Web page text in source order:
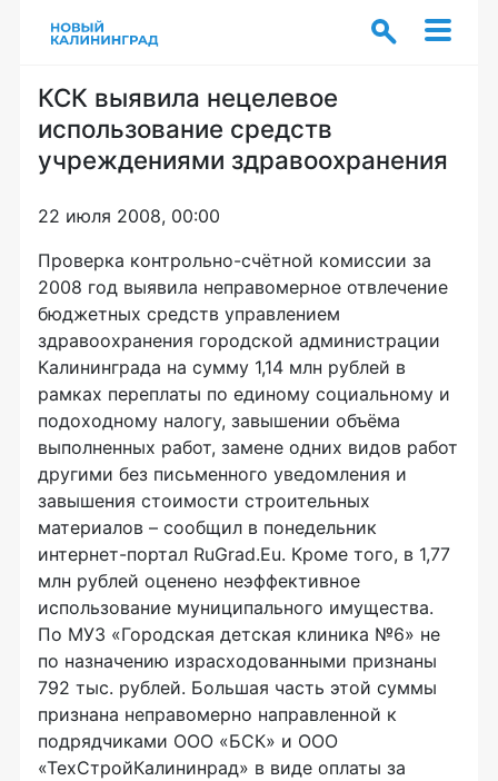
КСК выявила нецелевое
использование средств
учреждениями здравоохранения
22 июля 2008, 00:00
Проверка контрольно-счётной комиссии за
2008 год выявила неправомерное отвлечение
бюджетных средств управлением
здравоохранения городской администрации
Калининграда на сумму 1,14 млн рублей в
рамках переплаты по единому социальному и
подоходному налогу, завышении объёма
выполненных работ, замене одних видов работ
другими без письменного уведомления и
завышения стоимости строительных
материалов – сообщил в понедельник
интернет-портал RuGrad.Eu. Кроме того, в 1,77
млн рублей оценено неэффективное
использование муниципального имущества.
По МУЗ «Городская детская клиника №6» не
по назначению израсходованными признаны
792 тыс. рублей. Большая часть этой суммы
признана неправомерно направленной к
подрядчиками ООО «БСК» и ООО
«ТехСтройКалининрад» в виде оплаты за